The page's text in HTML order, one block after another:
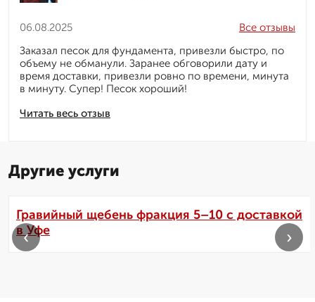
06.08.2025
Читать весь отзыв
Все отзывы
Заказал песок для фундамента, привезли быстро, по
объему не обманули. Заранее обговорили дату и
время доставки, привезли ровно по времени, минута
в минуту. Супер! Песок хороший!
Другие услуги
Гравийный щебень фракция 5–10 с доставкой
в Уфе
‹ ›